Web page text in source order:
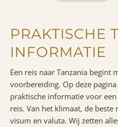
PRAKTISCHE
INFORMATIE
Een reis naar Tanzania begint
voorbereiding. Op deze
praktische informatie voor
reis. Van het klimaat, de
visum en valuta. Wij zetten